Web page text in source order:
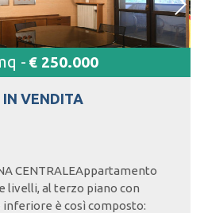
- € 250.000
VENDITA
CENTRALEAppartamento
livelli, al terzo piano con
inferiore è così composto: